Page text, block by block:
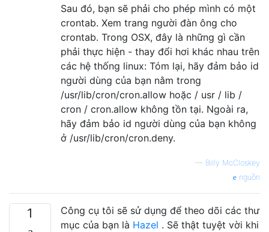
Sau đó, bạn sẽ phải cho phép mình có một
crontab. Xem trang người đàn ông cho
crontab. Trong OSX, đây là những gì cần
phải thực hiện - thay đổi hơi khác nhau trên
các hệ thống linux: Tóm lại, hãy đảm bảo id
người dùng của bạn nằm trong
/usr/lib/cron/cron.allow hoặc / usr / lib /
cron / cron.allow không tồn tại. Ngoài ra,
hãy đảm bảo id người dùng của bạn không
ở /usr/lib/cron/cron.deny.
— Billy McCloskey
nguồn
1
Công cụ tôi sẽ sử dụng để theo dõi các thư
mục của bạn là Hazel . Sẽ thật tuyệt vời khi